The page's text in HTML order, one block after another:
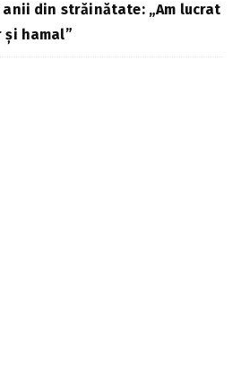
anii din străinătate: „Am lucrat
hamal”